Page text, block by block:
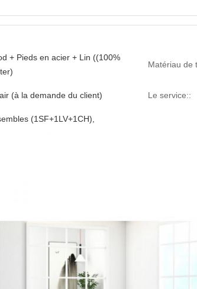
+ Pieds en acier + Lin ((100%
Matériau de
(à la demande du client) Le service::
(1SF+1LV+1CH),